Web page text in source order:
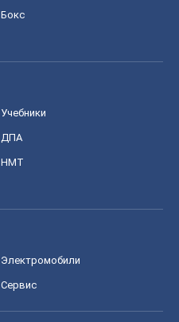
Бокс
Учебники
ДПА
НМТ
Электромобили
Сервис